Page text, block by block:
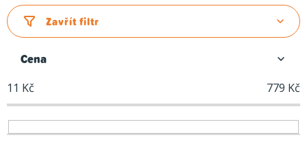
z
e
í
p
r
Zavřít filtr
Cena
11 Kč 779 Kč